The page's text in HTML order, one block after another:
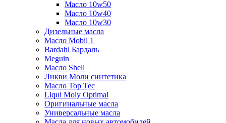
Масло 10w50
Масло 10w40
Масло 10w30
Дизельные масла
Масло Mobil 1
Bardahl Бардаль
Meguin
Масло Shell
Ликви Моли синтетика
Масло Top Tec
Liqui Moly Optimal
Оригинальные масла
Универсальные масла